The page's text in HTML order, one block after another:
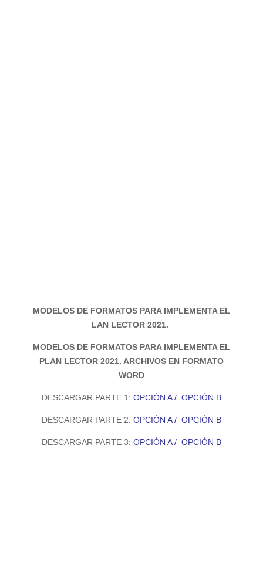
MODELOS DE FORMATOS PARA IMPLEMENTA EL
LAN LECTOR 2021.
MODELOS DE FORMATOS PARA IMPLEMENTA EL
PLAN LECTOR 2021. ARCHIVOS EN FORMATO
WORD
DESCARGAR PARTE 1: OPCIÓN A/ OPCIÓN B
DESCARGAR PARTE 2: OPCIÓN A/ OPCIÓN B
DESCARGAR PARTE 3: OPCIÓN A/ OPCIÓN B